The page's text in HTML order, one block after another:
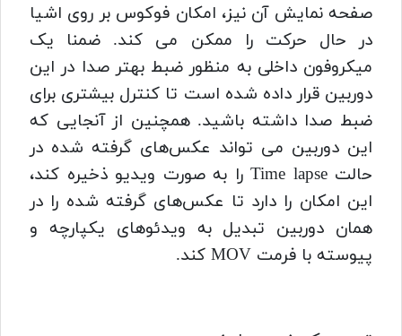
صفحه نمایش آن نیز، امکان فوکوس بر روی اشیا
در حال حرکت را ممکن می کند. ضمنا یک
میکروفون داخلی به منظور ضبط بهتر صدا در این
دوربین قرار داده شده است تا کنترل بیشتری برای
ضبط صدا داشته باشید. همچنین از آنجایی که
این دوربین می‌ تواند عکس‌های گرفته شده در
حالت Time lapse را به صورت ویدیو ذخیره کند،
این امکان را دارد تا عکس‌های گرفته شده را در
همان دوربین تبدیل به ویدئو‌های یکپارچه و
پیوسته با فرمت MOV کند.